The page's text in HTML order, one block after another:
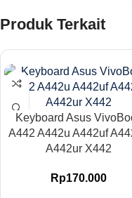
Produk Terkait
Keyboard Asus
A442 A442u A442uf
A442ur X442
Rp170.000